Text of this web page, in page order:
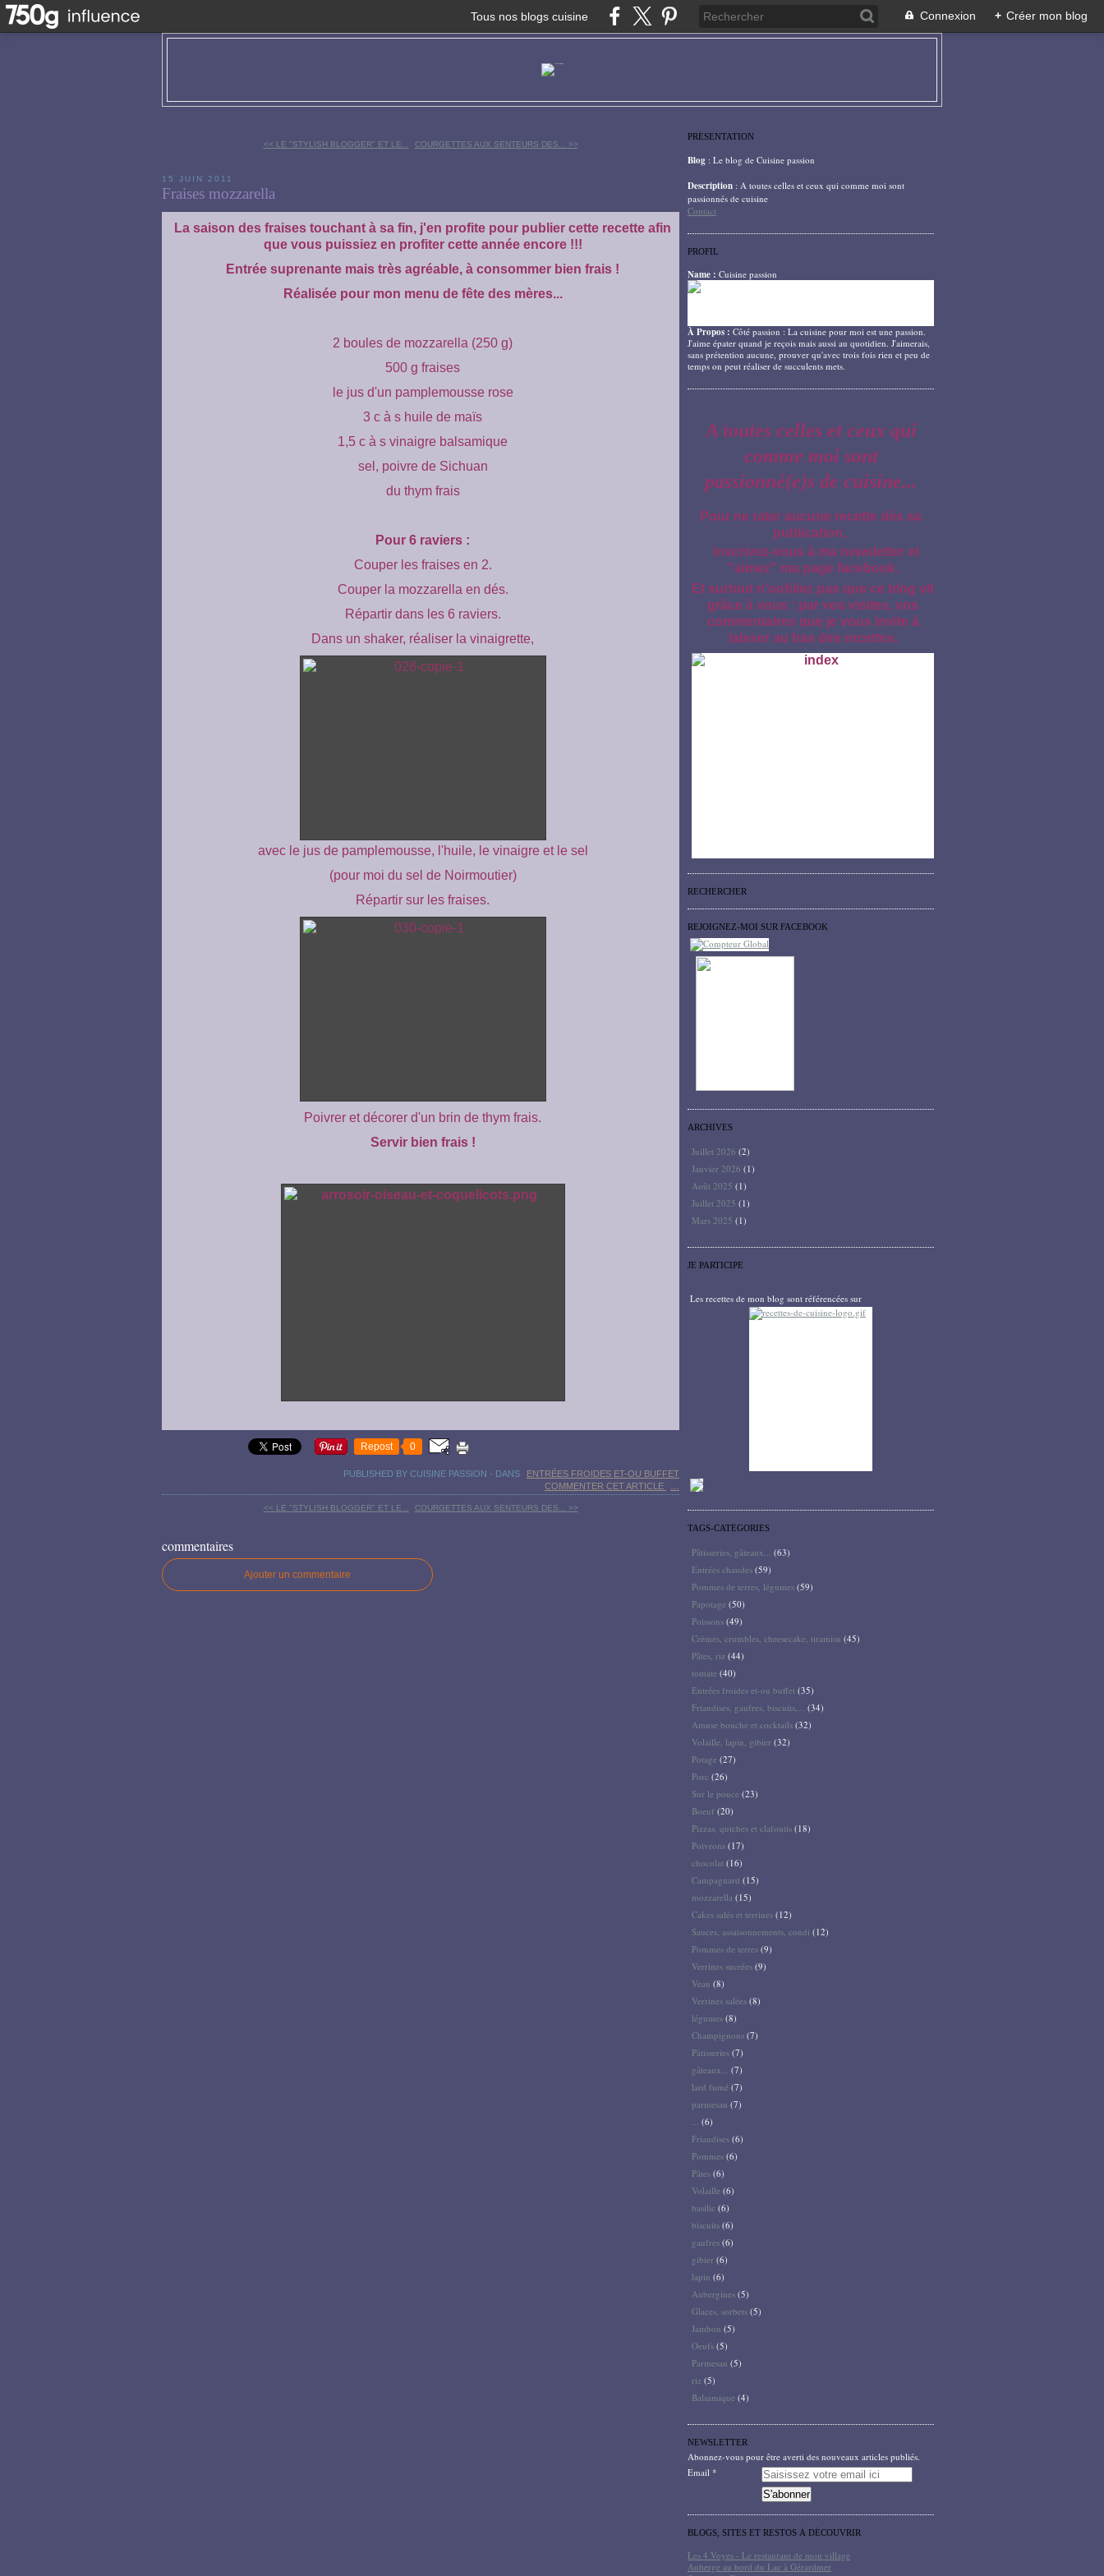
Tous nos blogs cuisine Connexion + Créer mon blog
<< LE "STYLISH BLOGGER" ET LE... COURGETTES AUX SENTEURS DES... >>
15 JUIN 2011
Fraises mozzarella
La saison des fraises touchant à sa fin, j'en profite pour publier cette recette afin
que vous puissiez en profiter cette année encore !!!
Entrée suprenante mais très agréable, à consommer bien frais !
Réalisée pour mon menu de fête des mères...
2 boules de mozzarella (250 g)
500 g fraises
le jus d'un pamplemousse rose
3 c à s huile de maïs
1,5 c à s vinaigre balsamique
sel, poivre de Sichuan
du thym frais
Pour 6 raviers :
Couper les fraises en 2.
Couper la mozzarella en dés.
Répartir dans les 6 raviers.
Dans un shaker, réaliser la vinaigrette,
avec le jus de pamplemousse, l'huile, le vinaigre et le sel
(pour moi du sel de Noirmoutier)
Répartir sur les fraises.
Poivrer et décorer d'un brin de thym frais.
Servir bien frais !
Repost 0
PUBLISHED BY CUISINE PASSION - DANS
ENTRÉES FROIDES ET-OU BUFFET
COMMENTER CET ARTICLE
<< LE "STYLISH BLOGGER" ET LE... COURGETTES AUX SENTEURS DES... >>
commentaires
Ajouter un commentaire
PRÉSENTATION
Blog : Le blog de Cuisine passion
Description : A toutes celles et ceux qui comme moi sont
passionnés de cuisine
Contact
PROFIL
Name : Cuisine passion
À Propos : Côté passion : La cuisine pour moi est une passion.
J'aime épater quand je reçois mais aussi au quotidien. J'aimerais,
sans prétention aucune, prouver qu'avec trois fois rien et peu de
temps on peut réaliser de succulents mets.
A toutes celles et ceux qui
comme moi sont
passionné(e)s de cuisine...
Pour ne rater aucune recette dès sa
publication,
inscrivez-vous à ma newsletter et
"aimez" ma page facebook.
Et surtout n'oubliez pas que ce blog vit
grâce à vous : par vos visites, vos
commentaires que je vous invite à
laisser au bas des recettes.
RECHERCHER
REJOIGNEZ-MOI SUR FACEBOOK
ARCHIVES
Juillet 2026 (2)
Janvier 2026 (1)
Août 2025 (1)
Juillet 2025 (1)
Mars 2025 (1)
JE PARTICIPE
Les recettes de mon blog sont référencées sur
TAGS-CATÉGORIES
Pâtisseries, gâteaux... (63)
Entrées chaudes (59)
Pommes de terres, légumes (59)
Papotage (50)
Poissons (49)
Crèmes, crumbles, cheesecake, tiramisu (45)
Pâtes, riz (44)
tomate (40)
Entrées froides et-ou buffet (35)
Friandises, gaufres, biscuits,... (34)
Amuse bouche et cocktails (32)
Volaille, lapin, gibier (32)
Potage (27)
Porc (26)
Sur le pouce (23)
Boeuf (20)
Pizzas, quiches et clafoutis (18)
Poivrons (17)
chocolat (16)
Campagnard (15)
mozzarella (15)
Cakes salés et terrines (12)
Sauces, assaisonnements, condi (12)
Pommes de terres (9)
Verrines sucrées (9)
Veau (8)
Verrines salées (8)
légumes (8)
Champignons (7)
Pâtisseries (7)
gâteaux... (7)
lard fumé (7)
parmesan (7)
... (6)
Friandises (6)
Pommes (6)
Pâtes (6)
Volaille (6)
basilic (6)
biscuits (6)
gaufres (6)
gibier (6)
lapin (6)
Aubergines (5)
Glaces, sorbets (5)
Jambon (5)
Oeufs (5)
Parmesan (5)
riz (5)
Balsamique (4)
NEWSLETTER
Abonnez-vous pour être averti des nouveaux articles publiés.
Email
BLOGS, SITES ET RESTOS À DÉCOUVRIR
Les 4 Voyes - Le restaurant de mon village
Auberge au bord du Lac à Gérardmer